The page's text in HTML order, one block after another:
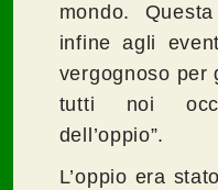
mondo.
infine agli
vergognoso per
tutti noi
dell’oppio”.
L’oppio era